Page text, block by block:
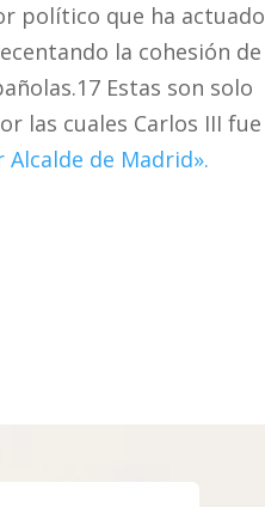
político que ha actuado
la cohesión de
Estas son solo
las cuales Carlos III fue
Alcalde de Madrid».